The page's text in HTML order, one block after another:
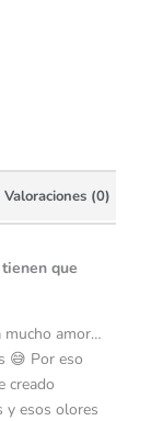
Valoraciones (0)
que
mucho amor…
😅 Por eso
creado
y esos olores